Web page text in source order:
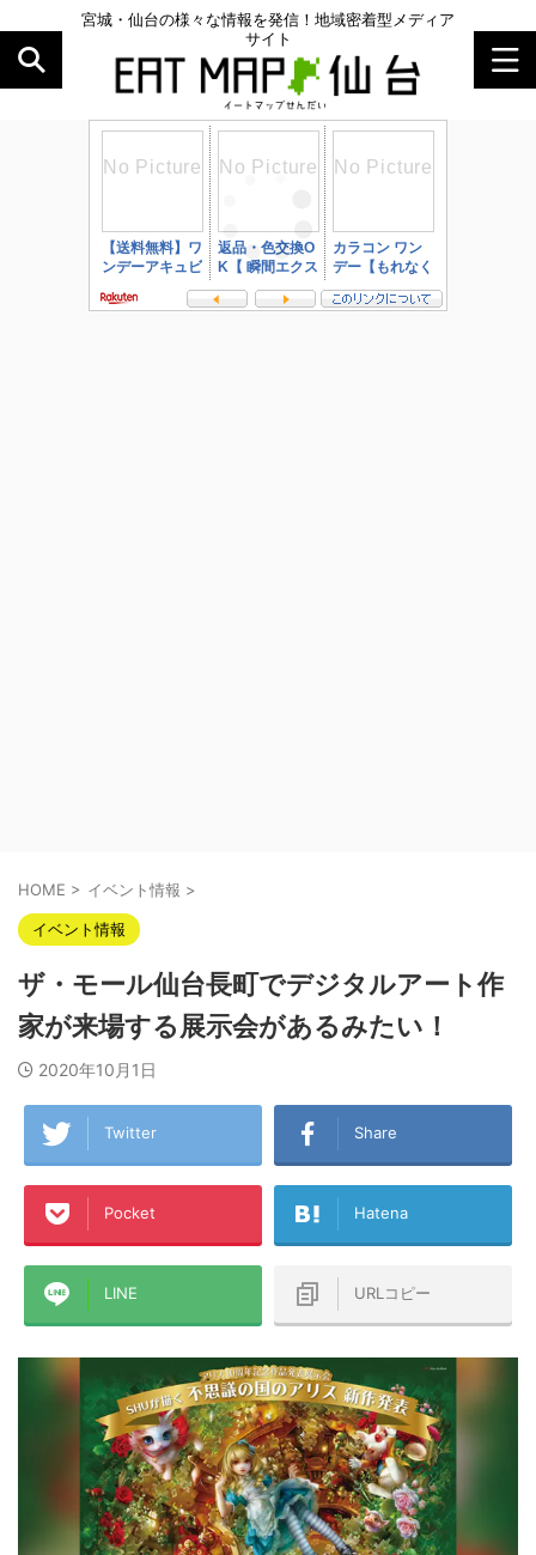
宮城・仙台の様々な情報を発信！地域密着型メディア
サイト
HOME > イベント情報 >
イベント情報
ザ・モール仙台長町でデジタルアート作
家が来場する展示会があるみたい！
2020年10月1日
Twitter Share
Pocket Hatena
LINE URLコピー